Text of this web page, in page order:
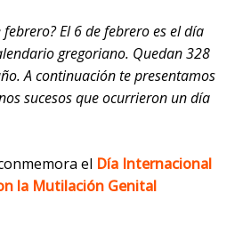
El 6 de febrero es el día
gregoriano. Quedan 328
A continuación te presentamos
sucesos que ocurrieron un día
el Día Internacional
la Mutilación Genital